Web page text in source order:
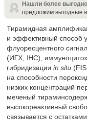
Нашли более
предложим выгодные
Тирамидная
и эффективный способ
флуоресцентного
(ИГХ, IHC),
гибридизации in situ
на способности
низких концентраций
меченый
высокореактивный
связывается с